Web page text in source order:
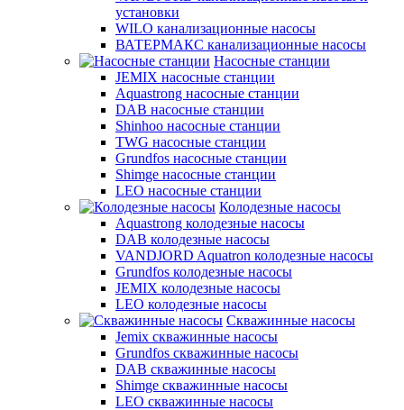
установки
WILO канализационные насосы
ВАТЕРМАКС канализационные насосы
Насосные станции
JEMIX насосные станции
Aquastrong насосные станции
DAB насосные станции
Shinhoo насосные станции
TWG насосные станции
Grundfos насосные станции
Shimge насосные станции
LEO насосные станции
Колодезные насосы
Aquastrong колодезные насосы
DAB колодезные насосы
VANDJORD Aquatron колодезные насосы
Grundfos колодезные насосы
JEMIX колодезные насосы
LEO колодезные насосы
Скважинные насосы
Jemix cкважинные насосы
Grundfos скважинные насосы
DAB скважинные насосы
Shimge скважинные насосы
LEO скважинные насосы